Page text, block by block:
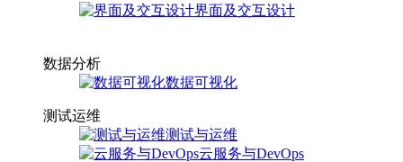
界面及交互设计
数据分析
数据可视化
测试运维
测试与运维
云服务与DevOps